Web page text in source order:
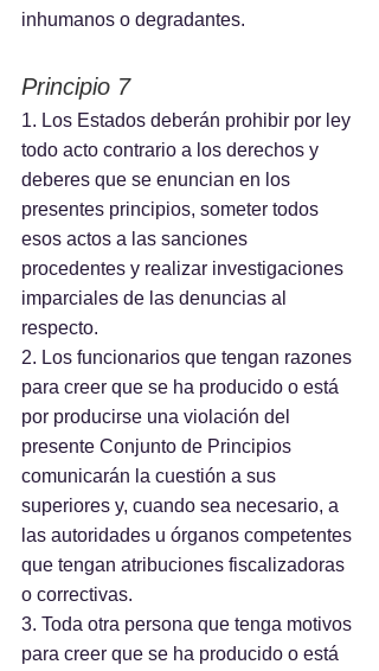
inhumanos o degradantes.
Principio 7
1. Los Estados deberán prohibir por ley
todo acto contrario a los derechos y
deberes que se enuncian en los
presentes principios, someter todos
esos actos a las sanciones
procedentes y realizar investigaciones
imparciales de las denuncias al
respecto.
2. Los funcionarios que tengan razones
para creer que se ha producido o está
por producirse una violación del
presente Conjunto de Principios
comunicarán la cuestión a sus
superiores y, cuando sea necesario, a
las autoridades u órganos competentes
que tengan atribuciones fiscalizadoras
o correctivas.
3. Toda otra persona que tenga motivos
para creer que se ha producido o está